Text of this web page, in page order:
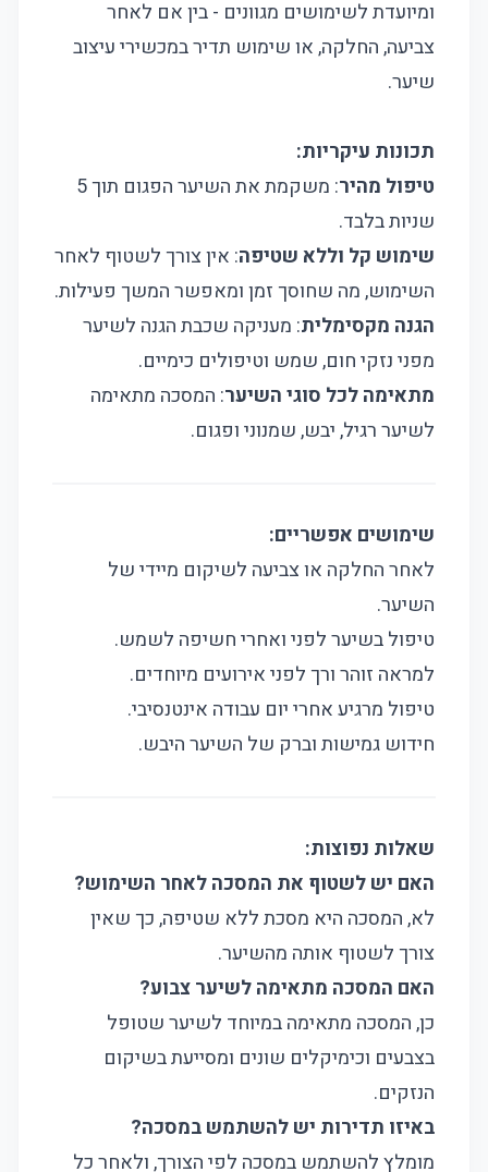
ומיועדת לשימושים מגוונים - בין אם לאחר
צביעה, החלקה, או שימוש תדיר במכשירי עיצוב
שיער.
תכונות עיקריות:
טיפול מהיר
: משקמת את השיער הפגום תוך 5
שניות בלבד.
שימוש קל וללא שטיפה: אין צורך לשטוף לאחר
השימוש, מה שחוסך זמן ומאפשר המשך פעילות.
הגנה מקסימלית: מעניקה שכבת הגנה לשיער
מפני נזקי חום, שמש וטיפולים כימיים.
מתאימה לכל סוגי השיער: המסכה מתאימה
לשיער רגיל, יבש, שמנוני ופגום.
שימושים אפשריים:
לאחר החלקה או צביעה לשיקום מיידי של
השיער.
טיפול בשיער לפני ואחרי חשיפה לשמש.
למראה זוהר ורך לפני אירועים מיוחדים.
טיפול מרגיע אחרי יום עבודה אינטנסיבי.
חידוש גמישות וברק של השיער היבש.
שאלות נפוצות:
האם יש לשטוף את המסכה לאחר השימוש?
לא, המסכה היא מסכת ללא שטיפה, כך שאין
צורך לשטוף אותה מהשיער.
האם המסכה מתאימה לשיער צבוע?
כן, המסכה מתאימה במיוחד לשיער שטופל
בצבעים וכימיקלים שונים ומסייעת בשיקום
הנזקים.
באיזו תדירות יש להשתמש במסכה?
מומלץ להשתמש במסכה לפי הצורך, ולאחר כל